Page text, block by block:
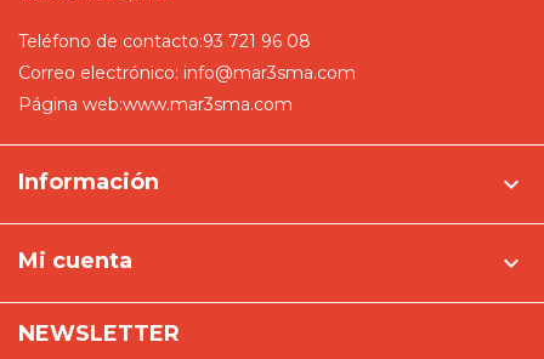
Teléfono de contacto:93 721 96 08
Correo electrónico: info@mar3sma.com
Página web:www.mar3sma.com
Información 
Mi cuenta 
NEWSLETTER